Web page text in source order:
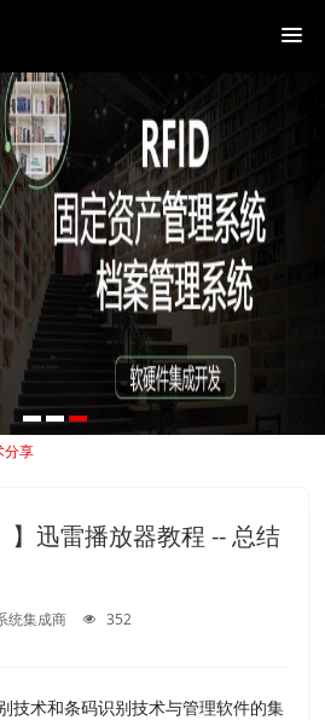
分享
】迅雷播放器教程 -- 总结
统集成商 352
技术和条码识别技术与管理软件的集